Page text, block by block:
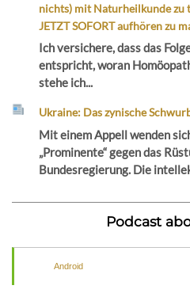
nichts) mit Naturheilkunde zu
JETZT SOFORT aufhören zu
Ich versichere, dass das
entspricht, woran
stehe ich...
Ukraine: Das zynische
Mit einem Appell wenden
„Prominente“ gegen das
Bundesregierung. Die
Podcast
Android